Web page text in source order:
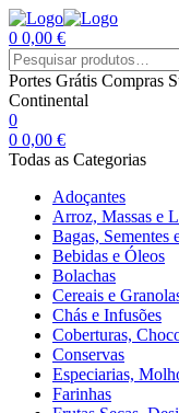
0 0,00 €
Menu
Procurar
por:
Portes Grátis Compras
Continental
0
0 0,00 €
Todas as Categorias
Adoçantes
Arroz, Massas e
Bagas, Sementes
Bebidas e Óleos
Bolachas
Cereais e
Chás e Infusões
Coberturas,
Conservas
Especiarias,
Farinhas